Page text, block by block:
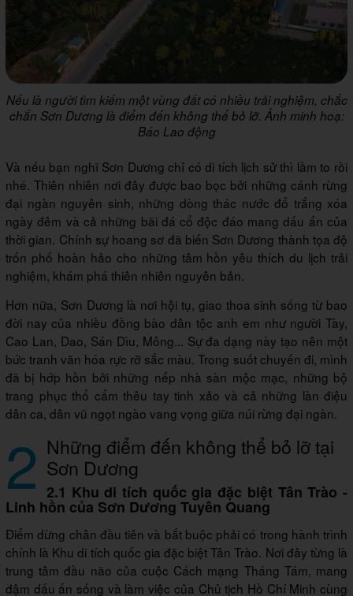
Nếu là người tìm kiếm một vùng đất có nhiều trải nghiệm, chắc
chắn Sơn Dương là điểm đến không thể bỏ lỡ. Ảnh minh hoạ:
Báo Lao động
Và nếu bạn nghĩ Sơn Dương chỉ có di tích lịch sử thì lầm to rồi
nhé. Thiên nhiên nơi đây được bao bọc bởi những cánh rừng
đại ngàn nguyên sinh, những dòng thác nước đổ trắng xóa
ngày đêm và cả những bãi đá cổ độc đáo mang dấu ấn của
thời gian. Chính sự hoang sơ đã biến Sơn Dương thành tọa độ
trốn phố hoàn hảo cho những tâm hồn yêu thích du lịch trải
nghiệm, khám phá thiên nhiên nguyên bản.
Hơn nữa, Sơn Dương là nơi hội tụ, giao thoa sinh sống từ bao
đời nay của nhiều đồng bào dân tộc anh em như người Tày,
Cao Lan, Dao, Sán Dìu, Mông... Sự đa dạng này tạo nên một
bức tranh văn hóa rực rỡ sắc màu. Trong suốt chuyến đi, mình
đã bị hớp hồn bởi những nếp nhà sàn mộc mạc, những bộ
trang phục thổ cẩm thêu tay tinh xảo và cả những làn điệu
dân ca, dân vũ ngọt ngào vang vọng giữa núi rừng đại ngàn.
2 Những điểm đến không thể bỏ lỡ tại
Sơn Dương
2.1 Khu di tích quốc gia đặc biệt Tân Trào -
Linh hồn của Sơn Dương Tuyên Quang
Điểm dừng chân đầu tiên và bắt buộc phải có trong hành trình
chính là Khu di tích quốc gia đặc biệt Tân Trào. Nơi đây từng là
trung tâm đầu não của cuộc Cách mạng Tháng Tám, mang
đậm dấu ấn sống và làm việc của Chủ tịch Hồ Chí Minh cùng